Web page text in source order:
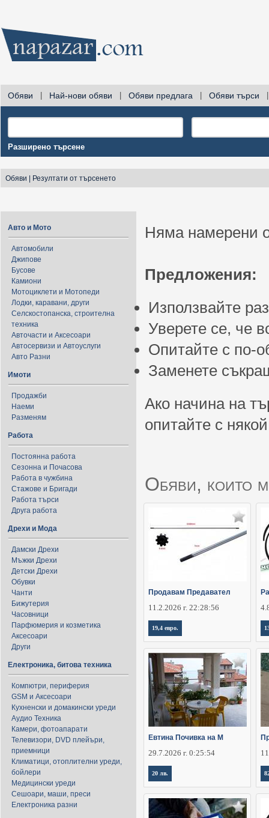
Обяви Най-нови обяви Обяви предлага Обяви търси
Разширено търсене
Обяви Резултати от търсенето
Авто и Мото
Автомобили
Джипове
Бусове
Камиони
Мотоциклети и Мотопеди
Лодки, каравани, други
Селскостопанска, строителна
техника
Авточасти и Аксесоари
Автосервизи и Автоуслуги
Авто Разни
Имоти
Продажби
Наеми
Разменям
Работа
Постоянна работа
Сезонна и Почасова
Работа в чужбина
Стажове и Бригади
Работа търси
Друга работа
Дрехи и Мода
Дамски Дрехи
Мъжки Дрехи
Детски Дрехи
Обувки
Чанти
Бижутерия
Часовници
Парфюмерия и козметика
Аксесоари
Други
Електроника, битова техника
Компютри, периферия
GSM и Аксесоари
Кухненски и домакински уреди
Аудио Техника
Камери, фотоапарати
Телевизори, DVD плейъри,
приемници
Климатици, отоплителни уреди,
бойлери
Медицински уреди
Сешоари, маши, преси
Електроника разни
Няма намерени
Предложения:
Използвайте
Уверете се, че
Опитайте с по-
Заменете
Ако начина на
опитайте с
Обяви, които
Продавам Предавател
11.2.2026 г. 22:28:56
19,4 евро.
Евтина Почивка на М
29.7.2026 г. 0:25:54
20 лв.